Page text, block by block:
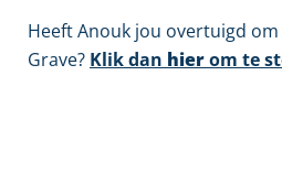
Heeft Anouk jou overtuigd
Grave? Klik dan hierom te